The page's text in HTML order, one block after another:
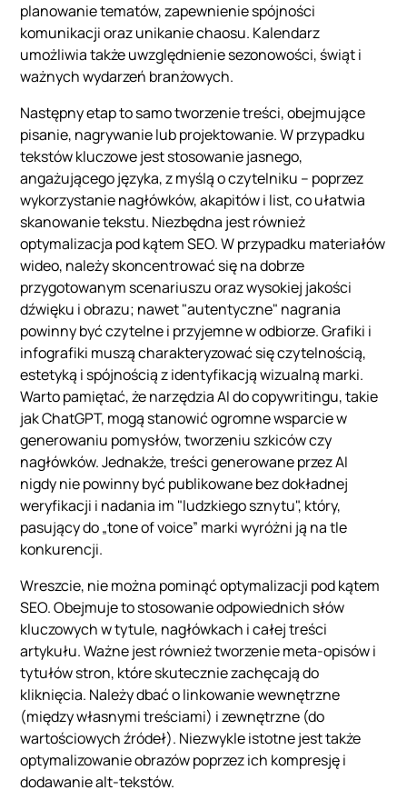
planowanie tematów, zapewnienie spójności
komunikacji oraz unikanie chaosu. Kalendarz
umożliwia także uwzględnienie sezonowości, świąt i
ważnych wydarzeń branżowych.
Następny etap to samo tworzenie treści, obejmujące
pisanie, nagrywanie lub projektowanie. W przypadku
tekstów kluczowe jest stosowanie jasnego,
angażującego języka, z myślą o czytelniku – poprzez
wykorzystanie nagłówków, akapitów i list, co ułatwia
skanowanie tekstu. Niezbędna jest również
optymalizacja pod kątem SEO. W przypadku materiałów
wideo, należy skoncentrować się na dobrze
przygotowanym scenariuszu oraz wysokiej jakości
dźwięku i obrazu; nawet "autentyczne" nagrania
powinny być czytelne i przyjemne w odbiorze. Grafiki i
infografiki muszą charakteryzować się czytelnością,
estetyką i spójnością z identyfikacją wizualną marki.
Warto pamiętać, że narzędzia AI do copywritingu, takie
jak ChatGPT, mogą stanowić ogromne wsparcie w
generowaniu pomysłów, tworzeniu szkiców czy
nagłówków. Jednakże, treści generowane przez AI
nigdy nie powinny być publikowane bez dokładnej
weryfikacji i nadania im "ludzkiego sznytu", który,
pasujący do „tone of voice” marki wyróżni ją na tle
konkurencji.
Wreszcie, nie można pominąć optymalizacji pod kątem
SEO. Obejmuje to stosowanie odpowiednich słów
kluczowych w tytule, nagłówkach i całej treści
artykułu. Ważne jest również tworzenie meta-opisów i
tytułów stron, które skutecznie zachęcają do
kliknięcia. Należy dbać o linkowanie wewnętrzne
(między własnymi treściami) i zewnętrzne (do
wartościowych źródeł). Niezwykle istotne jest także
optymalizowanie obrazów poprzez ich kompresję i
dodawanie alt-tekstów.